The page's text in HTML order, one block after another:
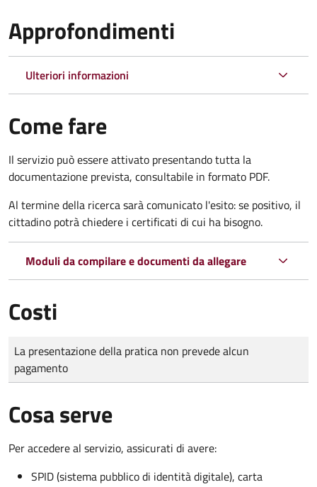
Approfondimenti
Ulteriori informazioni
Come fare
Il servizio può essere attivato presentando tutta la
documentazione prevista, consultabile in formato PDF.
Al termine della ricerca sarà comunicato l'esito: se positivo, il
cittadino potrà chiedere i certificati di cui ha bisogno.
Moduli da compilare e documenti da allegare
Costi
Tipo di pagamento
Importo
La presentazione della pratica non prevede alcun
pagamento
Cosa serve
Per accedere al servizio, assicurati di avere:
SPID (sistema pubblico di identità digitale), carta